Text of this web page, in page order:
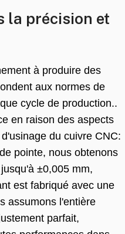
la précision et
à produire des
aux normes de
cycle de production..
en raison des aspects
du cuivre CNC:
pointe, nous obtenons
±0,005 mm,
est fabriqué avec une
assumons l'entière
parfait,